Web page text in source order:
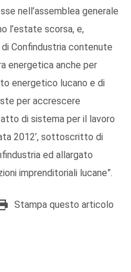
nell’assemblea generale
l’estate scorsa, e,
Confindustria contenute
energetica anche per
energetico lucano e di
per accrescere
di sistema per il lavoro
2012’, sottoscritto di
ed allargato
imprenditoriali lucane”.
Stampa questo articolo